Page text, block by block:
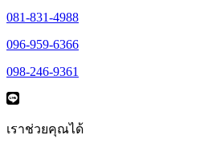
081-831-4988
096-959-6366
098-246-9361
เราช่วยคุณได้